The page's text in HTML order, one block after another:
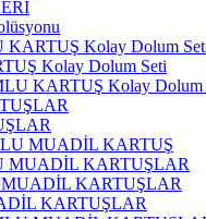
Kolay Dolum
Kolay Dolum Seti
KARTUŞ Kolay Dolum
MUADİL KARTUŞ
MUADİL KARTUŞLAR
KARTUŞLAR
KARTUŞLAR